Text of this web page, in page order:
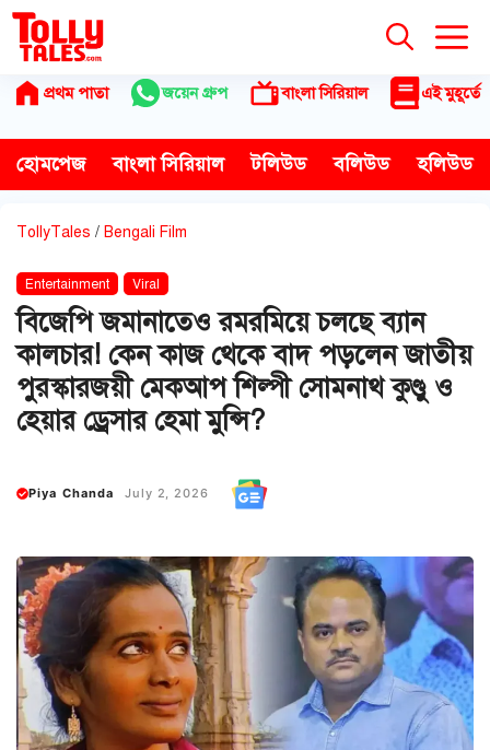
Skip
content
প্রথম পাতা জয়েন গ্রুপ বাংলা সিরিয়াল এই মুহূর্তে
হোমপেজ বাংলা সিরিয়াল টলিউড বলিউড হলিউড
TollyTales / Bengali Film
Entertainment Viral
বিজেপি জমানাতেও রমরমিয়ে চলছে ব্যান
কালচার! কেন কাজ থেকে বাদ পড়লেন জাতীয়
পুরস্কারজয়ী মেকআপ শিল্পী সোমনাথ কুণ্ডু ও
হেয়ার ড্রেসার হেমা মুন্সি?
Piya Chanda July 2, 2026